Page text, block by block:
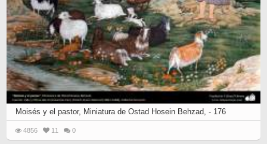
Moisés y el pastor, Miniatura de Ostad Hosein Behzad, - 176
4856 11 0